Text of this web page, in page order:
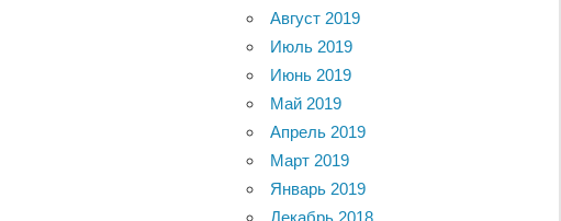
Август 2019
Июль 2019
Июнь 2019
Май 2019
Апрель 2019
Март 2019
Январь 2019
Декабрь 2018